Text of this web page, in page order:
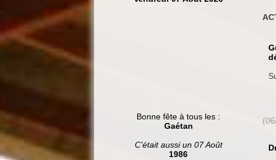
Bonne fête à tous les :
Gaétan
C'était aussi un 07 Août
1986